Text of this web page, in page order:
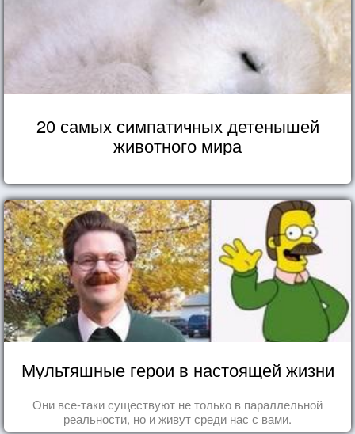
20 самых симпатичных детенышей
животного мира
Мультяшные герои в настоящей жизни
Они все-таки существуют не только в параллельной
реальности, но и живут среди нас с вами.